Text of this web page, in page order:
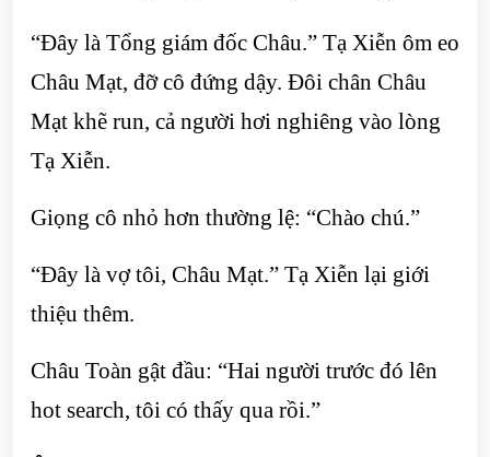
“Đây là Tổng giám đốc Châu.” Tạ Xiễn ôm eo
Châu Mạt, đỡ cô đứng dậy. Đôi chân Châu
Mạt khẽ run, cả người hơi nghiêng vào lòng
Tạ Xiễn.
Giọng cô nhỏ hơn thường lệ: “Chào chú.”
“Đây là vợ tôi, Châu Mạt.” Tạ Xiễn lại giới
thiệu thêm.
Châu Toàn gật đầu: “Hai người trước đó lên
hot search, tôi có thấy qua rồi.”